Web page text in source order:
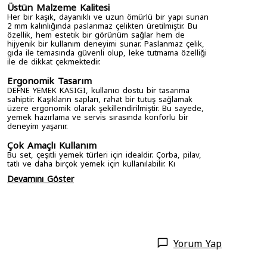
Üstün Malzeme Kalitesi
Her bir kaşık, dayanıklı ve uzun ömürlü bir yapı sunan
2 mm kalınlığında paslanmaz çelikten üretilmiştir. Bu
özellik, hem estetik bir görünüm sağlar hem de
hijyenik bir kullanım deneyimi sunar. Paslanmaz çelik,
gıda ile temasında güvenli olup, leke tutmama özelliği
ile de dikkat çekmektedir.
Ergonomik Tasarım
DEFNE YEMEK KASIGI, kullanıcı dostu bir tasarıma
sahiptir. Kaşıkların sapları, rahat bir tutuş sağlamak
üzere ergonomik olarak şekillendirilmiştir. Bu sayede,
yemek hazırlama ve servis sırasında konforlu bir
deneyim yaşanır.
Çok Amaçlı Kullanım
Bu set, çeşitli yemek türleri için idealdir. Çorba, pilav,
tatlı ve daha birçok yemek için kullanılabilir. Kı
Devamını Göster
Yorum Yap